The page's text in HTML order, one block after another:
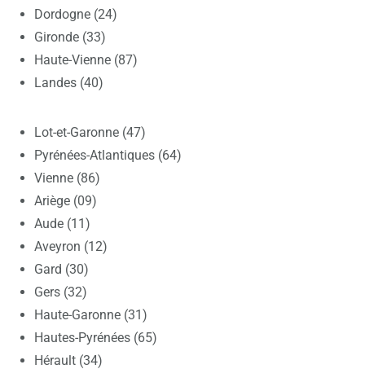
Dordogne (24)
Gironde (33)
Haute-Vienne (87)
Landes (40)
Lot-et-Garonne (47)
Pyrénées-Atlantiques (64)
Vienne (86)
Ariège (09)
Aude (11)
Aveyron (12)
Gard (30)
Gers (32)
Haute-Garonne (31)
Hautes-Pyrénées (65)
Hérault (34)